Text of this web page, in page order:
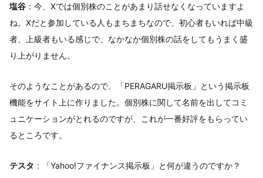
塩谷 ：今、Xでは個別株のことがあまり話せなくなっていますよ
ね。Xだと参加している人もまちまちなので、初心者もいれば中級
者、上級者もいる感じで、なかなか個別株の話をしてもうまく盛
り上がりません。
そのようなことがあるので、「PERAGARU掲示板」という掲示板
機能をサイト上に作りました。個別株に関して名前を出してコミ
ュニケーションがとれるのですが、これが一番好評をもらってい
るところです。
テスタ ：「Yahoo!ファイナンス掲示板」と何が違うのですか？